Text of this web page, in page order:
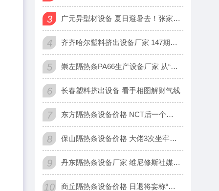
3 广元异型材设备 夏日避暑去！张家界金鞭溪5日游路线，清凉玩法
4 齐齐哈尔塑料挤出设备厂家 147期苏树鹏大乐透预测奖号：和值
5 崇左隔热条PA66生产设备厂家 从“融转型”迈入“生态重构”
6 长春塑料挤出设备 看手相图解财气线
7 东方隔热条设备价格 NCT后一个分队将于2月出道 分队名为N
8 保山隔热条设备价格 大佬3次坐牢坐牢20年，如今被国东谈主众
9 丹东隔热条设备厂家 维尼修斯社媒：愿2026年会是不可思议的
10 商丘隔热条设备价格 日退将妄称“美日台联手作战”，帅化民：美